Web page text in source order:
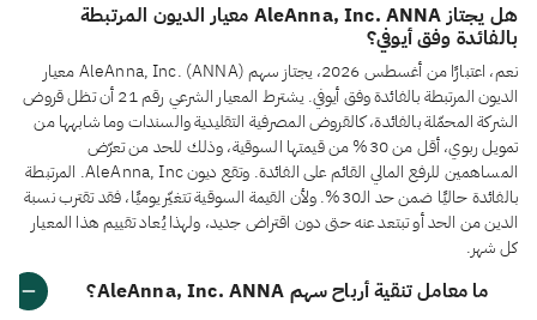
هل يجتاز AleAnna, Inc. ANNA معيار الديون المرتبطة
بالفائدة وفق أيوفي؟
نعم، اعتبارًا من أغسطس 2026، يجتاز سهم AleAnna, Inc. (ANNA) معيار
الديون المرتبطة بالفائدة وفق أيوفي. يشترط المعيار الشرعي رقم 21 أن تظل قروض
الشركة المحمّلة بالفائدة، كالقروض المصرفية التقليدية والسندات وما شابهها من
تمويل ربوي، أقل من 30% من قيمتها السوقية، وذلك للحد من تعرّض
المساهمين للرفع المالي القائم على الفائدة. وتقع ديون AleAnna, Inc. المرتبطة
بالفائدة حاليًا ضمن حد الـ30%. ولأن القيمة السوقية تتغيّر يوميًا، فقد تقترب نسبة
الدين من الحد أو تبتعد عنه حتى دون اقتراض جديد، ولهذا يُعاد تقييم هذا المعيار
كل شهر.
ما معامل تنقية أرباح سهم AleAnna, Inc. ANNA؟